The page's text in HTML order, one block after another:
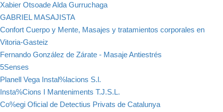
Xabier Otsoade Alda Gurruchaga
GABRIEL MASAJISTA
Confort Cuerpo y Mente, Masajes y tratamientos corporales en
Vitoria-Gasteiz
Fernando González de Zárate - Masaje Antiestrés
5Senses
Planell Vega Instal%lacions S.l.
Insta%Cions I Manteniments T.J.S.L.
Co%egi Oficial de Detectius Privats de Catalunya